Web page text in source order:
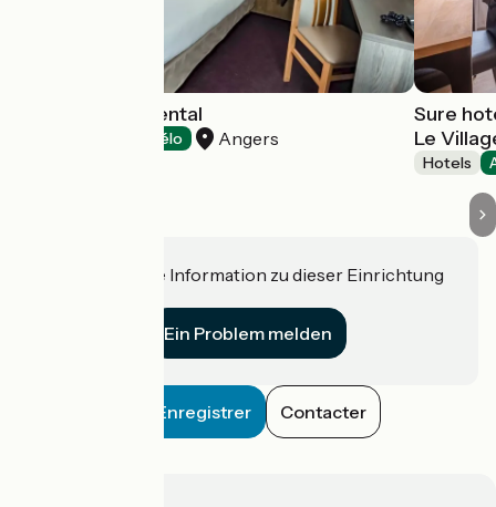
Hôtel le Continental
Accueil Vélo Angers
Sure
Le
Hotels
Haben Sie eine Information zu dieser Einrichtung
Ein Problem melden
Enregistrer Contacter